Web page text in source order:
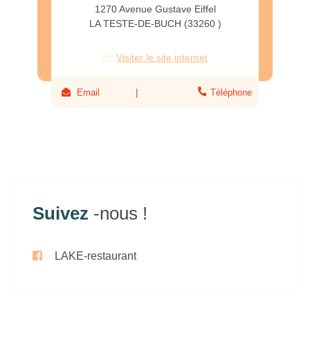
1270 Avenue Gustave Eiffel
LA TESTE-DE-BUCH (33260 )
Visiter le site internet
Email Téléphone
Suivez -nous !
LAKE-restaurant